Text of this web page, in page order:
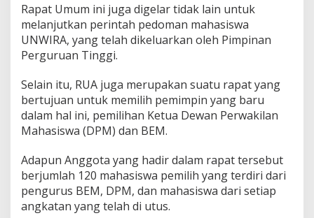
Rapat Umum ini juga digelar tidak lain untuk
melanjutkan perintah pedoman mahasiswa
UNWIRA, yang telah dikeluarkan oleh Pimpinan
Perguruan Tinggi.
Selain itu, RUA juga merupakan suatu rapat yang
bertujuan untuk memilih pemimpin yang baru
dalam hal ini, pemilihan Ketua Dewan Perwakilan
Mahasiswa (DPM) dan BEM.
Adapun Anggota yang hadir dalam rapat tersebut
berjumlah 120 mahasiswa pemilih yang terdiri dari
pengurus BEM, DPM, dan mahasiswa dari setiap
angkatan yang telah di utus.